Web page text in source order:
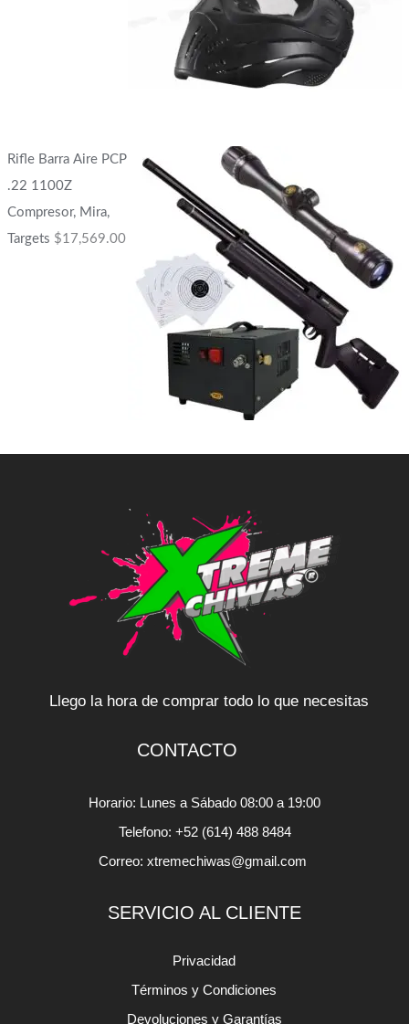
Rifle Barra Aire PCP
.22 1100Z
Compresor, Mira,
Targets $17,569.00
Llego la hora de comprar todo lo que necesitas
CONTACTO
Horario: Lunes a Sábado 08:00 a 19:00
Telefono: +52 (614) 488 8484
Correo: xtremechiwas@gmail.com
SERVICIO AL CLIENTE
Privacidad
Términos y Condiciones
Devoluciones y Garantías